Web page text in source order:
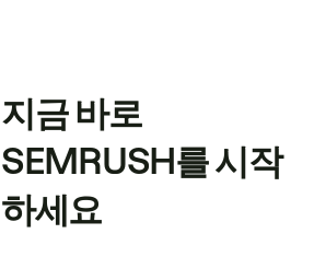
지금 바로
SEMRUSH를 시작
하세요